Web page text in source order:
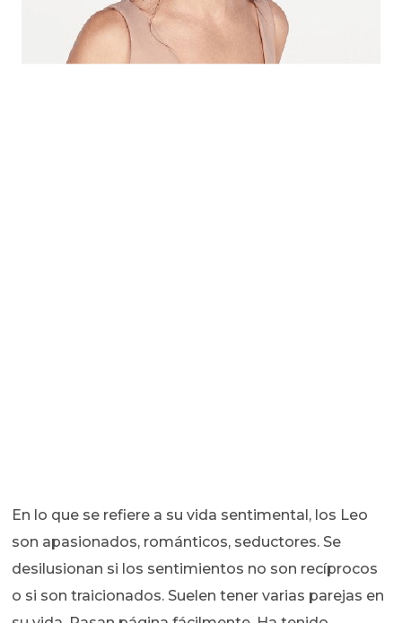
En lo que se refiere a su vida sentimental, los Leo
son apasionados, románticos, seductores. Se
desilusionan si los sentimientos no son recíprocos
o si son traicionados. Suelen tener varias parejas en